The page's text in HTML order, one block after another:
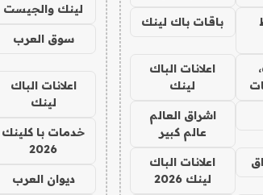
باقات باك لينك
اعلانات الباك
لينك
اشراق العالم
عالم كبير
اعلانات الباك
لينك 2026
لينك والجيست
سوق العرب
اعلانات الباك
لينك
خدمات با كلينك
2026
ديوان العرب